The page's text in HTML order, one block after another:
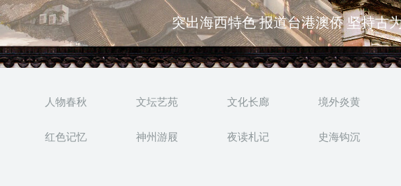
弘扬优秀文化 振奋民族精神 介绍民
突出海西特色 报道台港澳侨 坚持古
人物春秋 文坛艺苑 文化长廊 境外炎黄
红色记忆 神州游屐 夜读札记 史海钩沉